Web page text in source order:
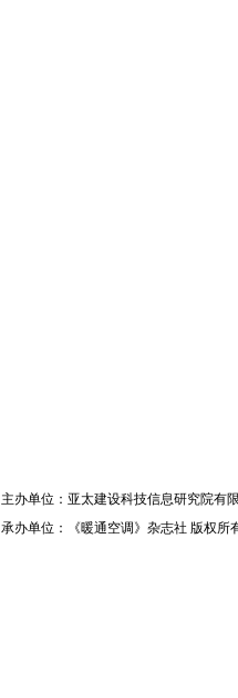
主办单位：亚太建设科技信息研究院
承办单位：《暖通空调》杂志社 版权